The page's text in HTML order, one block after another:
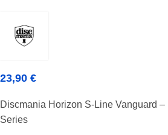
23,90 €
Discmania Horizon S-Line Vanguard
Series